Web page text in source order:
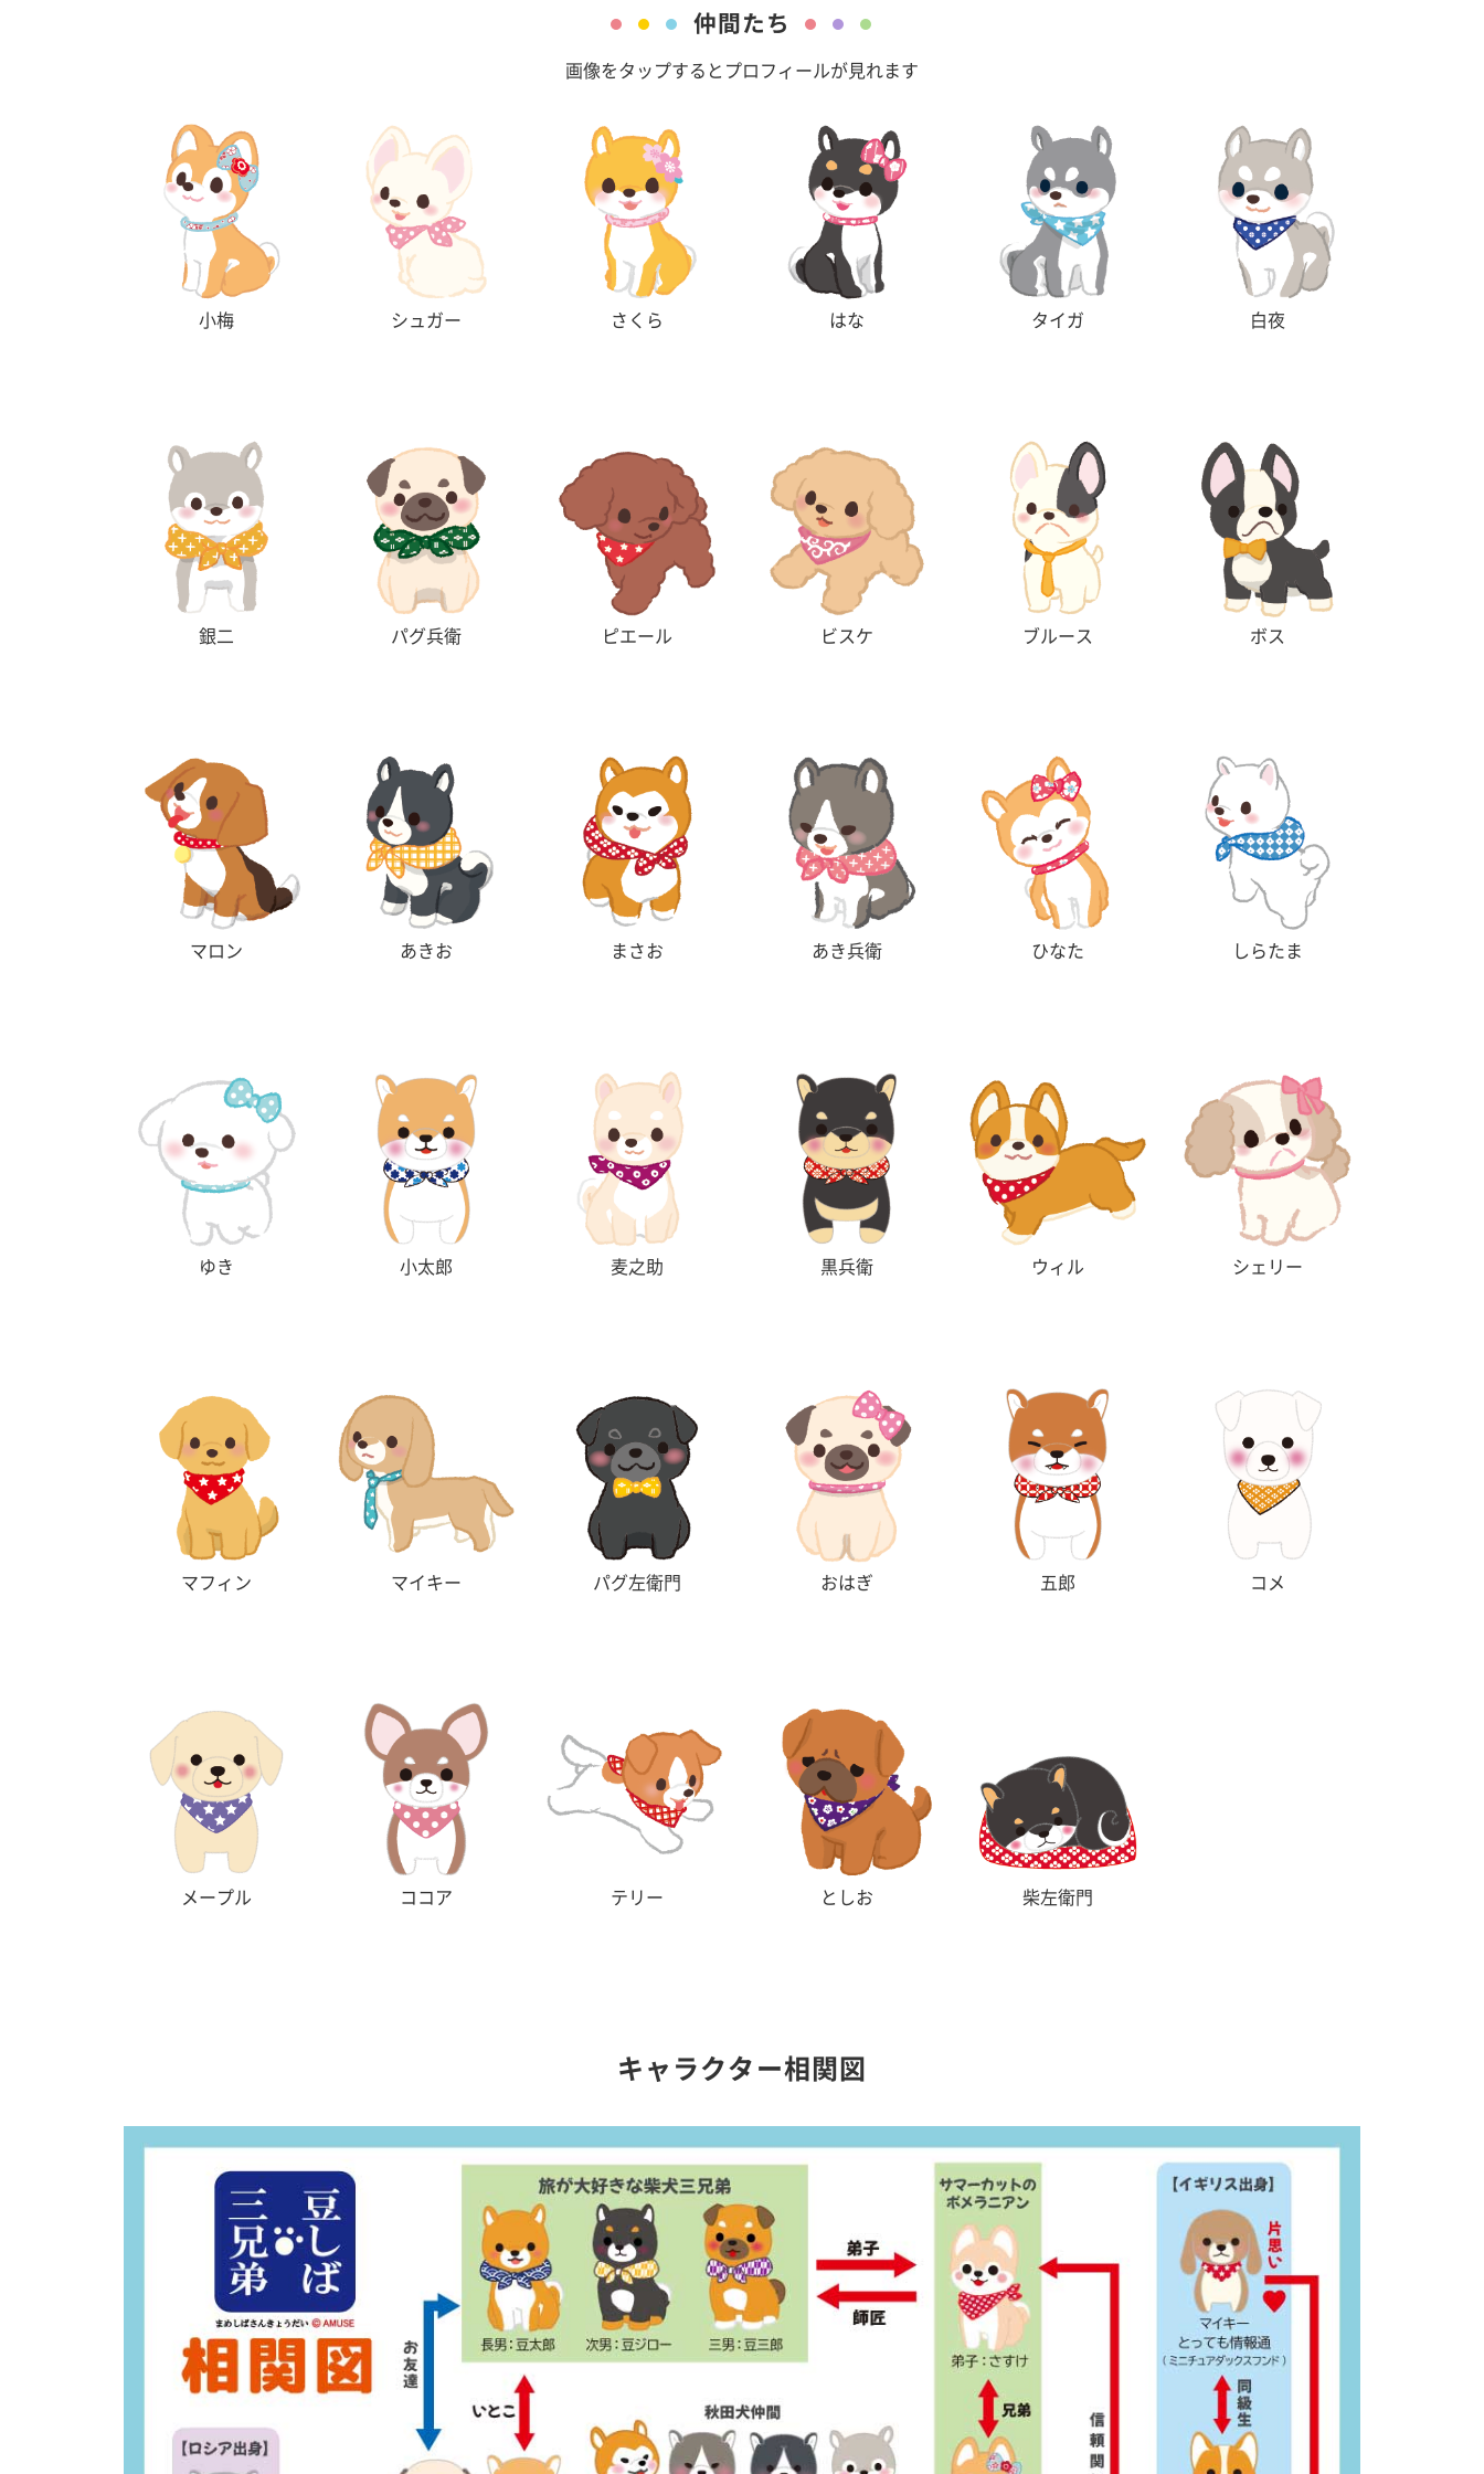
仲間たち
画像をタップするとプロフィールが見れます
小梅 シュガー さくら はな タイガ 白夜
銀二 パグ兵衛 ピエール ビスケ ブルース ボス
マロン あきお まさお あき兵衛 ひなた しらたま
ゆき 小太郎 麦之助 黒兵衛 ウィル シェリー
マフィン マイキー パグ左衛門 おはぎ 五郎 コメ
メープル ココア テリー としお 柴左衛門
キャラクター相関図